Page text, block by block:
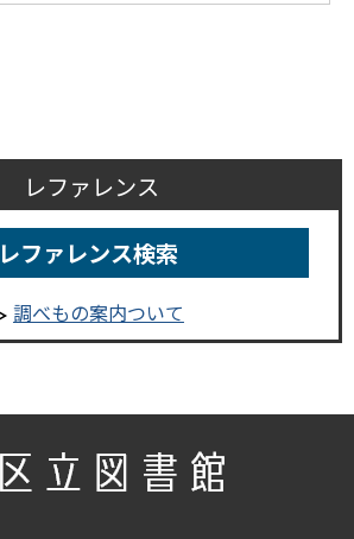
レファレンス
レファレンス検索
調べもの案内ついて